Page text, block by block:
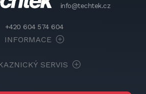
info@techtek.cz
+420 604 574 604
INFORMACE
SERVIS